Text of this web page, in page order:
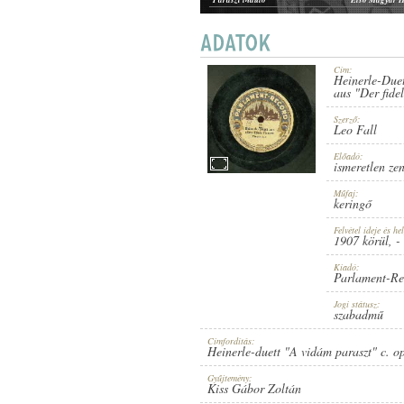
MEGJELENÉS IDEJE: 1907 KÖRÜL
PARLAMENT-RECORD
51
Cím:
Heinerle-
aus "Der
Szerző:
Leo Fall
Előadó:
ismeretlen
Műfaj:
keringő
Felvétel ideje és
1907 körül, -
Kiadó:
Parlament-
Jogi státusz:
szabadmű
Címfordítás:
Heinerle-duett "A vidám paraszt" c.
Gyűjtemény:
Kiss Gábor Zoltán